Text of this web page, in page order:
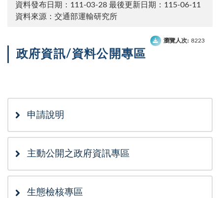
資料發布日期：111-03-28 最後更新日期：115-06-11
資料來源：交通部運輸研究所
瀏覽人次: 8223
政府資訊/資料公開專區
申請說明
主動公開之政府資訊專區
生態檢核專區